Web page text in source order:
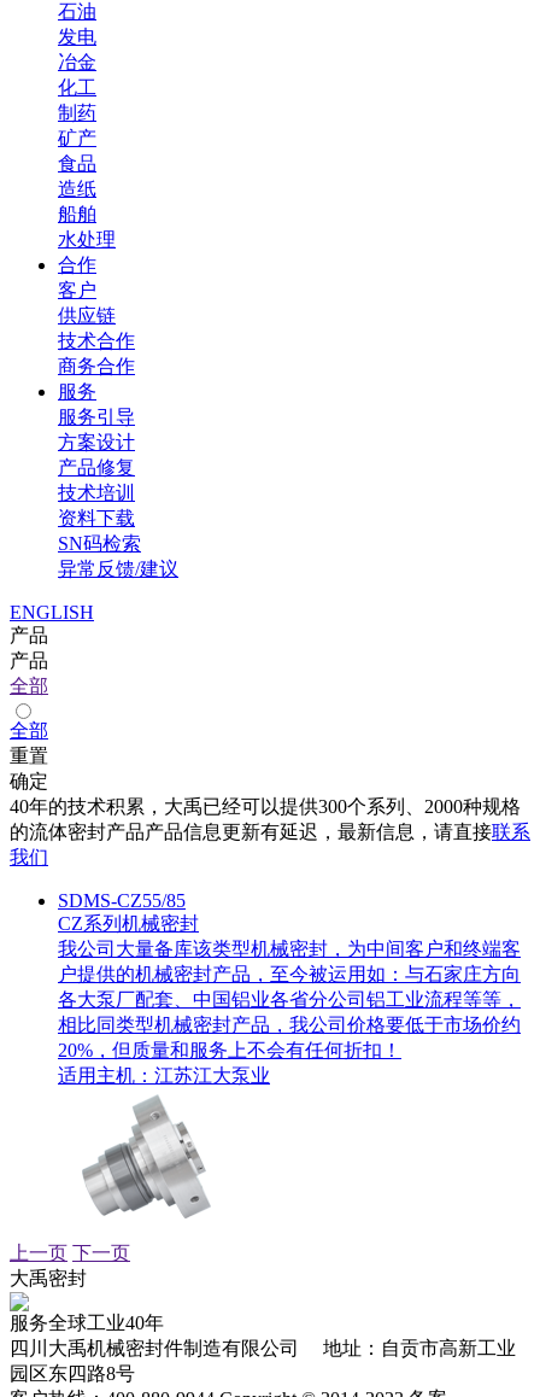
石油
发电
冶金
化工
制药
矿产
食品
造纸
船舶
水处理
合作
客户
供应链
技术合作
商务合作
服务
服务引导
方案设计
产品修复
技术培训
资料下载
SN码检索
异常反馈/建议
ENGLISH
产品
产品
全部
全部
重置
确定
40年的技术积累，大禹已经可以提供300个系列、2000种规格
的流体密封产品产品信息更新有延迟，最新信息，请直接联系
我们
SDMS-CZ55/85
CZ系列机械密封
我公司大量备库该类型机械密封，为中间客户和终端客
户提供的机械密封产品，至今被运用如：与石家庄方向
各大泵厂配套、中国铝业各省分公司铝工业流程等等，
相比同类型机械密封产品，我公司价格要低于市场价约
20%，但质量和服务上不会有任何折扣！
适用主机： 江苏江大泵业
上一页 下一页
大禹密封
服务全球工业40年
四川大禹机械密封件制造有限公司 地址：自贡市高新工业
园区东四路8号